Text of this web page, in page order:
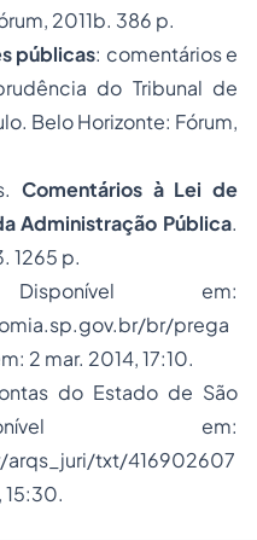
2011b. 386 p.
públicas: comentários e
do Tribunal de
Belo Horizonte: Fórum,
Comentários à Lei de
Administração Pública.
1265 p.
em:
br/prega
2 mar. 2014, 17:10.
do Estado de São
em:
txt/416902607
15:30.